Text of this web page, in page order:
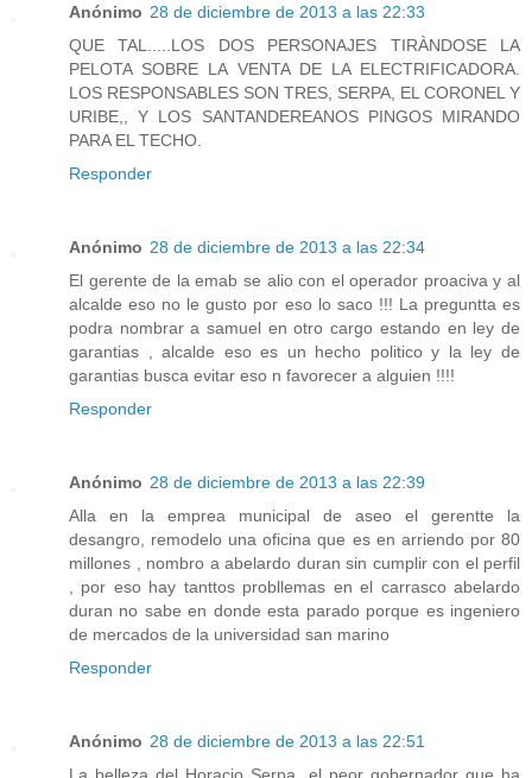
Anónimo 28 de diciembre de 2013 a las 22:33
QUE TAL.....LOS DOS PERSONAJES TIRÀNDOSE LA
PELOTA SOBRE LA VENTA DE LA ELECTRIFICADORA.
LOS RESPONSABLES SON TRES, SERPA, EL CORONEL Y
URIBE,, Y LOS SANTANDEREANOS PINGOS MIRANDO
PARA EL TECHO.
Responder
Anónimo 28 de diciembre de 2013 a las 22:34
El gerente de la emab se alio con el operador proaciva y al
alcalde eso no le gusto por eso lo saco !!! La preguntta es
podra nombrar a samuel en otro cargo estando en ley de
garantias , alcalde eso es un hecho politico y la ley de
garantias busca evitar eso n favorecer a alguien !!!!
Responder
Anónimo 28 de diciembre de 2013 a las 22:39
Alla en la emprea municipal de aseo el gerentte la
desangro, remodelo una oficina que es en arriendo por 80
millones , nombro a abelardo duran sin cumplir con el perfil
, por eso hay tanttos probllemas en el carrasco abelardo
duran no sabe en donde esta parado porque es ingeniero
de mercados de la universidad san marino
Responder
Anónimo 28 de diciembre de 2013 a las 22:51